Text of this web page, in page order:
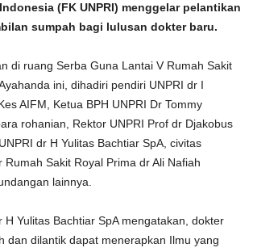
(FK UNPRI) menggelar pelantikan
sumpah bagi lulusan dokter baru.
di ruang Serba Guna Lantai V Rumah Sakit
ini, dihadiri pendiri UNPRI dr I
AIFM, Ketua BPH UNPRI Dr Tommy
rohanian, Rektor UNPRI Prof dr Djakobus
dr H Yulitas Bachtiar SpA, civitas
Rumah Sakit Royal Prima dr Ali Nafiah
lainnya.
H Yulitas Bachtiar SpA mengatakan, dokter
dan dilantik dapat menerapkan Ilmu yang